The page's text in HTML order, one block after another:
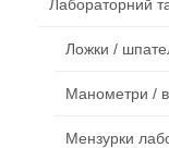
Лабораторний
Ложки /
Манометри /
Мензурки